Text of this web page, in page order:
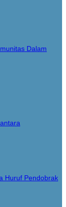
Dalam
Huruf Pendobrak